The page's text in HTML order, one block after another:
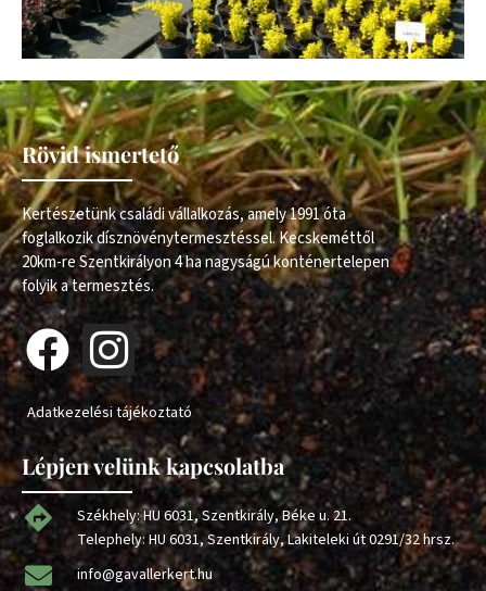
Rövid ismertető
Kertészetünk családi vállalkozás, amely 1991 óta
foglalkozik dísznövénytermesztéssel. Kecskeméttől
20km-re Szentkirályon 4 ha nagyságú konténertelepen
folyik a termesztés.
Adatkezelési tájékoztató
Lépjen velünk kapcsolatba
Székhely: HU 6031, Szentkirály, Béke u. 21.
Telephely: HU 6031, Szentkirály, Lakiteleki út 0291/32 hrsz.
info@gavallerkert.hu